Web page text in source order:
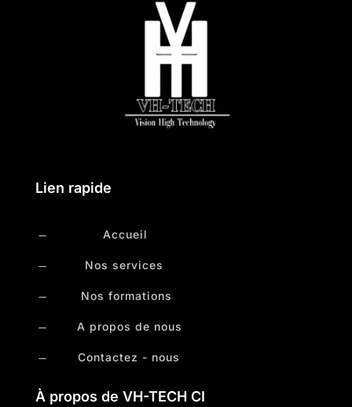
Lien rapide
K Accueil
K Nos services
K Nos formations
K A propos de nous
K Contactez - nous
À propos de VH-TECH CI